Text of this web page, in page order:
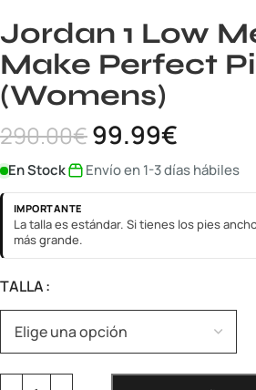
Jordan 1 Low
Make Perfect
(Womens)
290.00€99.99€
En Stock Envío en 1-3 días hábiles
IMPORTANTE
La talla es estándar. Si tienes los pies
más grande.
TALLA